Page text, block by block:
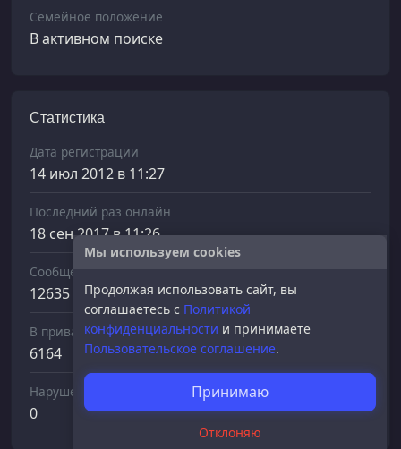
Семейное положение
В активном поиске
Статистика
Дата регистрации
14 июл 2012 в 11:27
Последний раз онлайн
18 сен 2017 в 11:26
Сообщений отправлено
12635
В приват
6164
Нарушений
0
Мы используем cookies
Продолжая использовать сайт, вы
соглашаетесь с Политикой
конфиденциальности и принимаете
Пользовательское соглашение.
Принимаю
Отклоняю